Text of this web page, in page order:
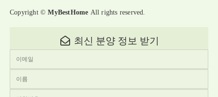
Copyright ©MyBestHome All rights reserved.
최신 분양 정보 받기